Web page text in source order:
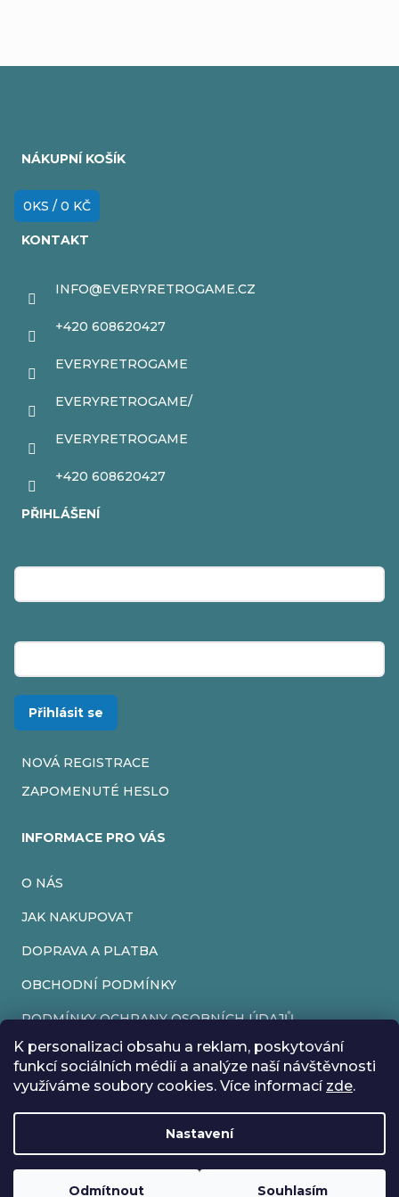
K personalizaci obsahu a reklam, poskytování
funkcí sociálních médií a analýze naší návštěvnosti
využíváme soubory cookies. Více informací zde.
Nastavení
Odmítnout Souhlasím
Rádi bychom vás informovali, že od 17. 7. do 24. 7. včetně
máme z důvodu dovolené zavřeno. Všechny objednávky
budou vyřízeny co nejdříve od 27. 7. :) Přejeme vám krásné
NÁKUPNÍ KOŠÍK
0KS / 0 KČ
KONTAKT
INFO@EVERYRETROGAME.CZ
+420 608620427
EVERYRETROGAME
EVERYRETROGAME/
EVERYRETROGAME
+420 608620427
PŘIHLÁŠENÍ
Přihlásit se
NOVÁ REGISTRACE
ZAPOMENUTÉ HESLO
INFORMACE PRO VÁS
O NÁS
JAK NAKUPOVAT
DOPRAVA A PLATBA
OBCHODNÍ PODMÍNKY
PODMÍNKY OCHRANY OSOBNÍCH ÚDAJŮ
VRÁCENÍ ZBOŽÍ
REKLAMACE
Vytvořil Shoptet
Copyright 2026EveryRetroGame. Všechna práva vyhrazena.
Upravit nastavení cookies
Loading